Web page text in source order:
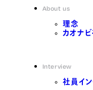
About us
理念
カオナ
Interview
社員イン